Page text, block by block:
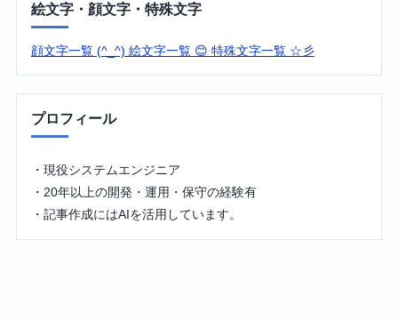
絵文字・顔文字・特殊文字
顔文字一覧 (^_^) 絵文字一覧 😊 特殊文字一覧 ☆彡
プロフィール
・現役システムエンジニア
・20年以上の開発・運用・保守の経験有
・記事作成にはAIを活用しています。